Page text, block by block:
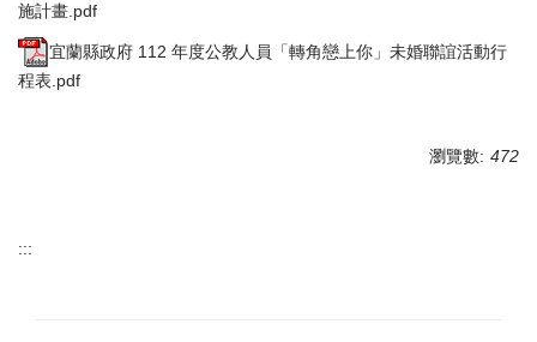
施計畫.pdf
宜蘭縣政府 112 年度公教人員「轉角戀上你」未婚聯誼活動行
程表.pdf
瀏覽數: 472
:::